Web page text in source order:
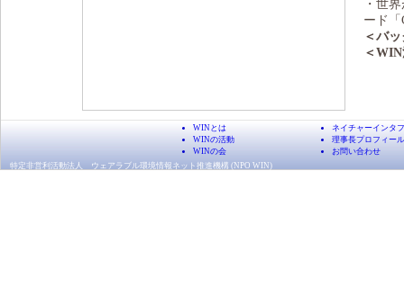
・世
ード
＜バ
＜
WINとは
WINの活動
WINの会
ネイチャーインタ
理事長プロフィール
お問い合わせ
特定非営利活動法人 ウェアラブル環境情報ネット推進機構 (NPO WIN)